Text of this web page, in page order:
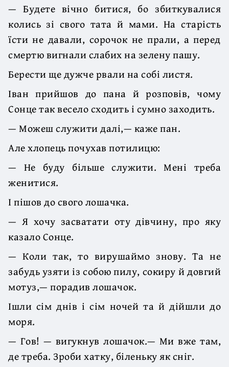
— Будете вічно битися, бо збиткувалися
колись зі свого тата й мами. На старість
їсти не давали, сорочок не прали, а перед
смертю вигнали слабих на зелену пашу.
Берести ще дужче рвали на собі листя.
Іван прийшов до пана й розповів, чому
Сонце так весело сходить і сумно заходить.
— Можеш служити далі,— каже пан.
Але хлопець почухав потилицю:
— Не буду більше служити. Мені треба
женитися.
І пішов до свого лошачка.
— Я хочу засватати оту дівчину, про яку
казало Сонце.
— Коли так, то вирушаймо знову. Та не
забудь узяти із собою пилу, сокиру й довгий
мотуз,— порадив лошачок.
Ішли сім днів і сім ночей та й дійшли до
моря.
— Гов! — вигукнув лошачок.— Ми вже там,
де треба. Зроби хатку, біленьку як сніг.